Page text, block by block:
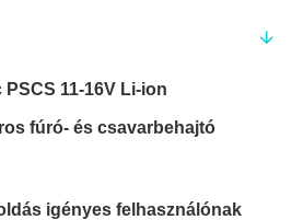
PSCS 11-16V Li-ion
fúró- és csavarbehajtó
igényes felhasználónak